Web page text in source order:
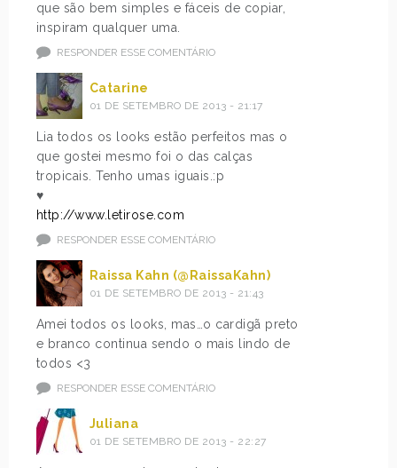
que são bem simples e fáceis de copiar,
inspiram qualquer uma.
RESPONDER ESSE COMENTÁRIO
Catarine
01 DE SETEMBRO DE 2013 - 21:17
Lia todos os looks estão perfeitos mas o
que gostei mesmo foi o das calças
tropicais. Tenho umas iguais.:p
♥
http://www.letirose.com
RESPONDER ESSE COMENTÁRIO
Raissa Kahn (@RaissaKahn)
01 DE SETEMBRO DE 2013 - 21:43
Amei todos os looks, mas…o cardigã preto
e branco continua sendo o mais lindo de
todos <3
RESPONDER ESSE COMENTÁRIO
Juliana
01 DE SETEMBRO DE 2013 - 22:27